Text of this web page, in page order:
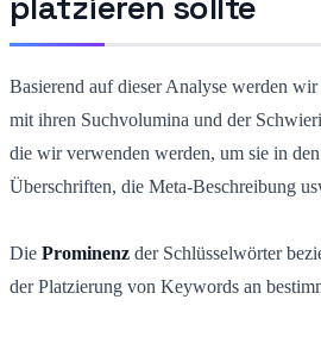
Basierend auf dieser Analyse werden
mit ihren Suchvolumina und der
die wir verwenden werden, um sie in
Überschriften, die Meta-Beschreibung
Die Prominenz der Schlüsselwörter
der Platzierung von Keywords an